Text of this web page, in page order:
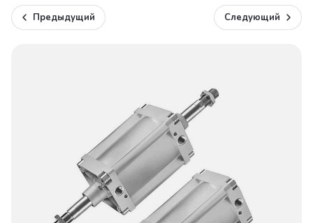
Предыдущий Следующий